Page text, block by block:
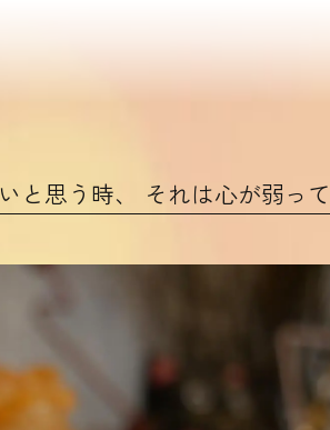
と思う時、 それは心が弱っ